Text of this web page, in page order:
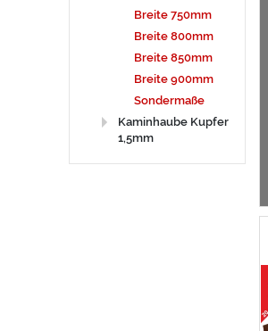
Breite 750mm
Breite 800mm
Breite 850mm
Breite 900mm
Sondermaße
Kaminhaube Kupfer
1,5mm